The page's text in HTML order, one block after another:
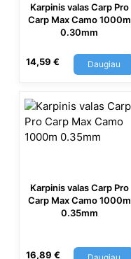
Karpinis valas Carp Pro
Carp Max Camo 1000m
0.30mm
14,59 € Daugiau
Karpinis valas Carp Pro
Carp Max Camo 1000m
0.35mm
16,89 €